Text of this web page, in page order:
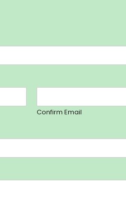
Confirm Email